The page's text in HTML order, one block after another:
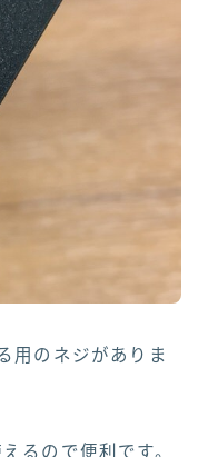
用のネジがありま
るので便利です。